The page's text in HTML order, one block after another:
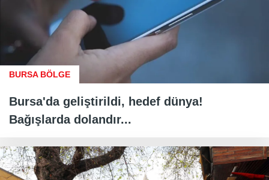
BURSA BÖLGE
Bursa'da geliştirildi, hedef dünya!
Bağışlarda dolandır...